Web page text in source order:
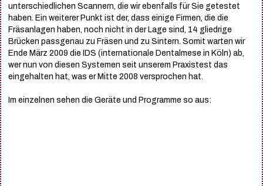
unterschiedlichen Scannern, die wir ebenfalls für Sie getestet
haben. Ein weiterer Punkt ist der, dass einige Firmen, die die
Fräsanlagen haben, noch nicht in der Lage sind, 14 gliedrige
Brücken passgenau zu Fräsen und zu Sintern. Somit warten wir
Ende März 2009 die IDS (internationale Dentalmese in Köln) ab,
wer nun von diesen Systemen seit unserem Praxistest das
eingehalten hat, was er Mitte 2008 versprochen hat.
Im einzelnen sehen die Geräte und Programme so aus: